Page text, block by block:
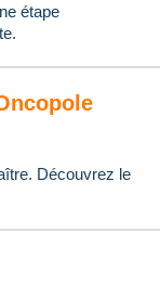
étape
Découvrez le